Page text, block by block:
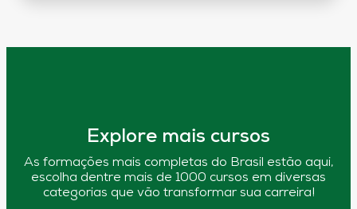
Explore mais cursos
As formações mais completas do Brasil estão aqui,
escolha dentre mais de 1000 cursos em diversas
categorias que vão transformar sua carreira!